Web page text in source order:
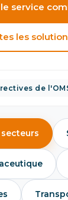
service
les
de